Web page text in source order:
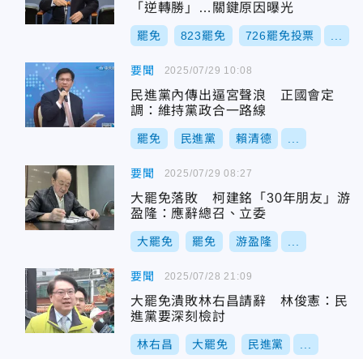
「逆轉勝」…關鍵原因曝光
罷免 823罷免 726罷免投票
要聞
民進黨內傳出逼宮聲浪 正國會定
調：維持黨政合一路線
罷免 民進黨 賴清德
2025/07/29 10:08
要聞
大罷免落敗 柯建銘「30年朋友」游
盈隆：應辭總召、立委
大罷免 罷免 游盈隆
2025/07/29 08:27
要聞
大罷免潰敗林右昌請辭 林俊憲：民
進黨要深刻檢討
林右昌 大罷免 民進黨
2025/07/28 21:09